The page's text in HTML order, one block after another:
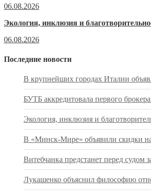
06.08.2026
Экология, инклюзия и
06.08.2026
Последние новости
В крупнейших городах Италии
БУТБ аккредитовала первого
Экология, инклюзия и
В «Минск-Мире» объявили скидки на
Витебчанка предстанет перед
Лукашенко объяснил философию